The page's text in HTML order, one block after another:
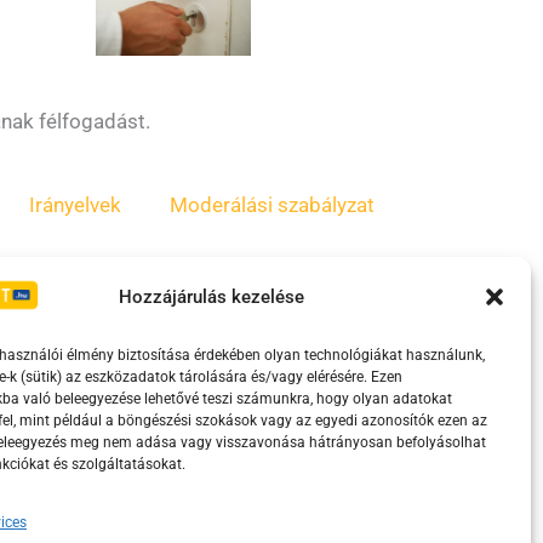
Hozzájárulás kezelése
élmény biztosítása érdekében olyan technológiákat használunk,
k (sütik) az eszközadatok tárolására és/vagy elérésére. Ezen
való beleegyezése lehetővé teszi számunkra, hogy olyan adatokat
mint például a böngészési szokások vagy az egyedi azonosítók ezen az
meg nem adása vagy visszavonása hátrányosan befolyásolhat
és szolgáltatásokat.
félfogadást.
Irányelvek Moderálási szabályzat
támogatja.